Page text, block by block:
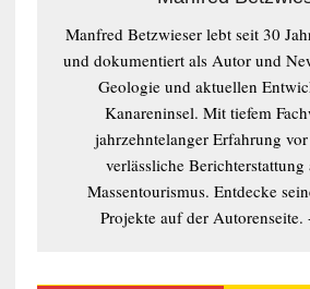
Manfred Betzwieser lebt seit 30
und dokumentiert als Autor und
Geologie und aktuellen
Kanareninsel. Mit tiefem
jahrzehntelanger Erfahrung
verlässliche Berichterstattung
Massentourismus. Entdecke
Projekte auf der Autorenseite.